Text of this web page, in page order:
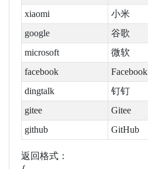
xiaomi
小米
google
谷歌
microsoft
微软
facebook
Facebook
dingtalk
钉钉
gitee
Gitee
github
GitHub
返回格式：